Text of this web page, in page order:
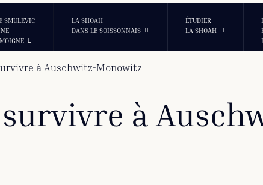
SMULEVIC
LA SHOAH
DANS LE SOISSONNAIS
ÉTUDIER
LA SHOAH
à Auschwitz-Monowitz
survivre à